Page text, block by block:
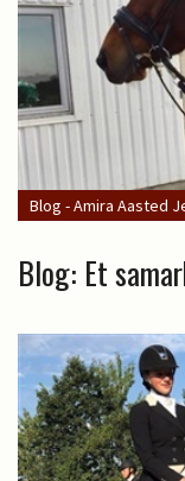
Blog - Amira Aasted
Blog: Et